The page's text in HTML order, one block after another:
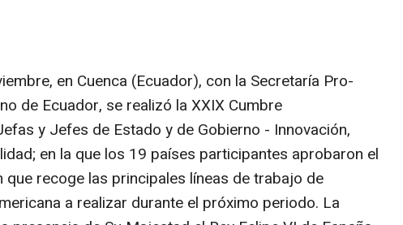
en Cuenca (Ecuador), con la Secretaría Pro-
de Ecuador, se realizó la XXIX Cumbre
y Jefes de Estado y de Gobierno - Innovación,
en la que los 19 países participantes aprobaron el
que recoge las principales líneas de trabajo de
a realizar durante el próximo periodo. La